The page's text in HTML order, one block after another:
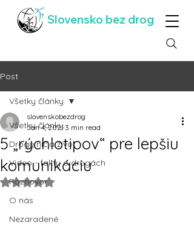
Slovensko bez drog
Post
Všetky články
Drogy ničia život
Video - fakty o drogách
Rozhovor
O nás
Nezaradené
Všetky články
5 „rýchlotipov“ pre lepšiu
komunikáciu
slovenskobezdrog
Jan 4, 2021 3 min read
Rated NaN out of 5 stars.